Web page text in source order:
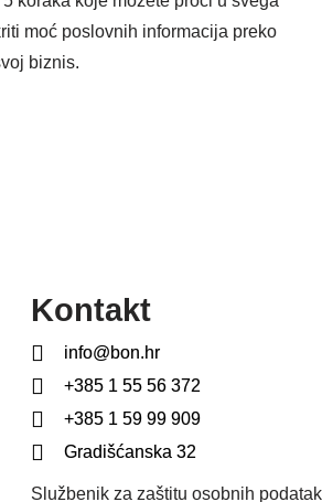
moć poslovnih informacija preko
biznis.
Kontakt
info@bon.hr
+385 1 55 56 372
+385 1 59 99 909
Gradišćanska 32
Službenik za zaštitu osobnih